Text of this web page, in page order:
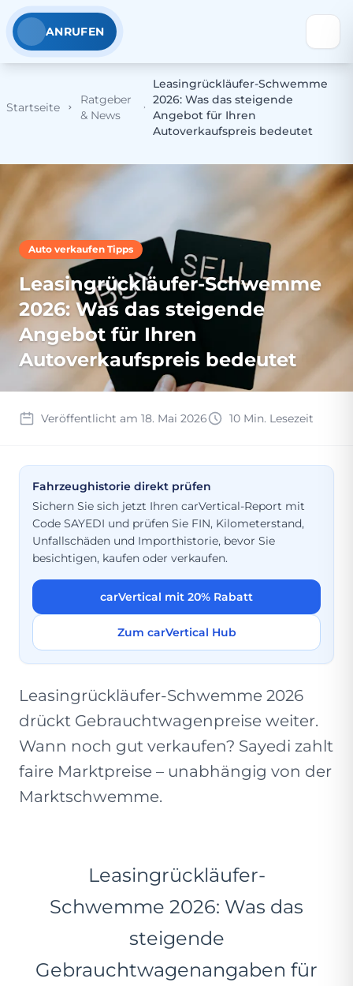
ANRUFEN
Startseite
Ratgeber
& News
Leasingrückläufer-Schwemme
2026: Was das steigende
Angebot für Ihren
Autoverkaufspreis bedeutet
Auto verkaufen Tipps
Leasingrückläufer-Schwemme
2026: Was das steigende
Angebot für Ihren
Autoverkaufspreis bedeutet
Veröffentlicht am 18. Mai 2026 10 Min. Lesezeit
Fahrzeughistorie direkt prüfen
Sichern Sie sich jetzt Ihren carVertical-Report mit
Code SAYEDI und prüfen Sie FIN, Kilometerstand,
Unfallschäden und Importhistorie, bevor Sie
besichtigen, kaufen oder verkaufen.
carVertical mit 20% Rabatt
Zum carVertical Hub
Leasingrückläufer-Schwemme 2026
drückt Gebrauchtwagenpreise weiter.
Wann noch gut verkaufen? Sayedi zahlt
faire Marktpreise – unabhängig von der
Marktschwemme.
Leasingrückläufer-
Schwemme 2026: Was das
steigende
Gebrauchtwagenangaben für